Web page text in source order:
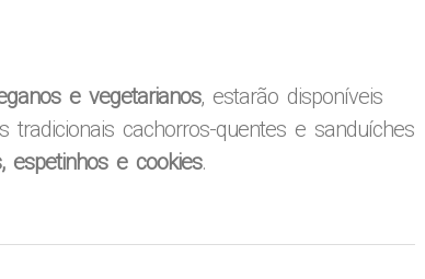
e vegetarianos, estarão disponíveis
cachorros-quentes e sanduíches
espetinhos e cookies.